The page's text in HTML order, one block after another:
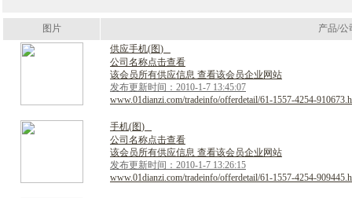
图片
产品/公
供应手机(图)
公司名称点击查看
该会员所有供应信息 查看该会员企业网站
发布更新时间：2010-1-7 13:45:07
www.01dianzi.com/tradeinfo/offerdetail/61-1557-4254-
手机(图)
公司名称点击查看
该会员所有供应信息 查看该会员企业网站
发布更新时间：2010-1-7 13:26:15
www.01dianzi.com/tradeinfo/offerdetail/61-1557-4254-